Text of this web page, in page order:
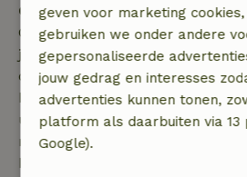
Gratis annuleren binnen 7
Gratis annuleren binnen 7
je boeking, bij een
dagen voor aanvang. Bij een
binnen 28 dagen geldt gratis
uur. Bij annulering binnen
recht op volledige terugbetaling
boekingsbedrag.
geven voor marketing
gebruiken we onder andere
gepersonaliseerde
jouw gedrag en interesses
advertenties kunnen tonen,
platform als daarbuiten via 13
Google).